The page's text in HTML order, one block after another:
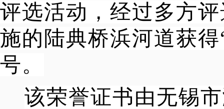
评选活动，经过多方
施的陆典桥浜河道获
号。
该荣誉证书由无锡